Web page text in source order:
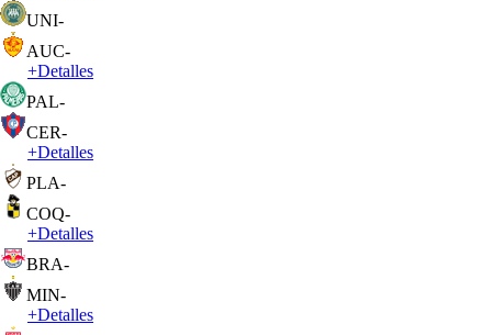
UNI-
AUC-
+Detalles
PAL-
CER-
+Detalles
PLA-
COQ-
+Detalles
BRA-
MIN-
+Detalles